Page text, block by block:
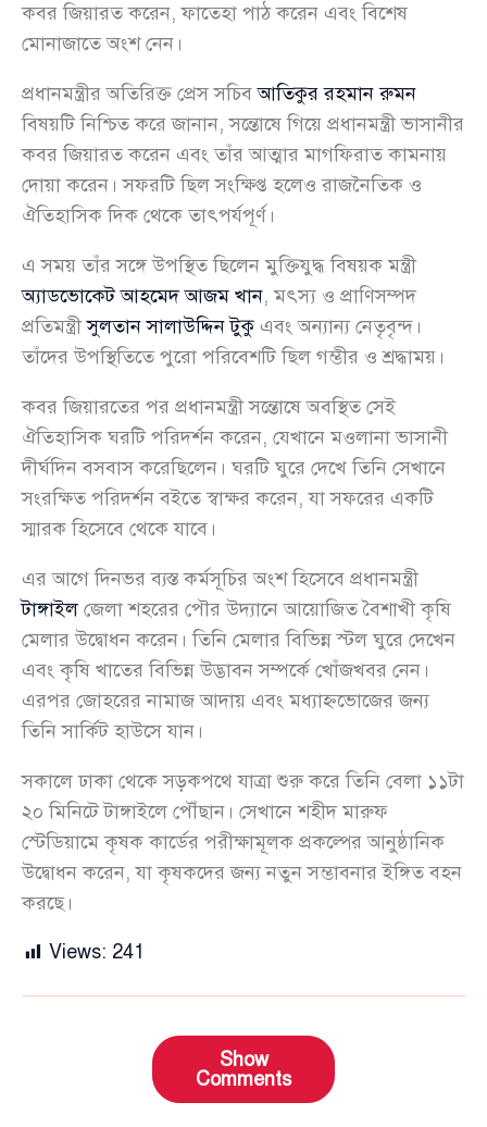
কবর জিয়ারত করেন, ফাতেহা পাঠ করেন এবং বিশেষ
মোনাজাতে অংশ নেন।
প্রধানমন্ত্রীর অতিরিক্ত প্রেস সচিবআতিকুর রহমান রুমন
বিষয়টি নিশ্চিত করে জানান, সন্তোষে গিয়ে প্রধানমন্ত্রী ভাসানীর
কবর জিয়ারত করেন এবং তাঁর আত্মার মাগফিরাত কামনায়
দোয়া করেন। সফরটি ছিল সংক্ষিপ্ত হলেও রাজনৈতিক ও
ঐতিহাসিক দিক থেকে তাৎপর্যপূর্ণ।
এ সময় তাঁর সঙ্গে উপস্থিত ছিলেন মুক্তিযুদ্ধ বিষয়ক মন্ত্রী
অ্যাডভোকেট আহমেদ আজম খান, মৎস্য ও প্রাণিসম্পদ
প্রতিমন্ত্রীসুলতান সালাউদ্দিন টুকু এবং অন্যান্য নেতৃবৃন্দ।
তাঁদের উপস্থিতিতে পুরো পরিবেশটি ছিল গম্ভীর ও শ্রদ্ধাময়।
কবর জিয়ারতের পর প্রধানমন্ত্রী সন্তোষে অবস্থিত সেই
ঐতিহাসিক ঘরটি পরিদর্শন করেন, যেখানে মওলানা ভাসানী
দীর্ঘদিন বসবাস করেছিলেন। ঘরটি ঘুরে দেখে তিনি সেখানে
সংরক্ষিত পরিদর্শন বইতে স্বাক্ষর করেন, যা সফরের একটি
স্মারক হিসেবে থেকে যাবে।
এর আগে দিনভর ব্যস্ত কর্মসূচির অংশ হিসেবে প্রধানমন্ত্রী
টাঙ্গাইলজেলা শহরের পৌর উদ্যানে আয়োজিত বৈশাখী কৃষি
মেলার উদ্বোধন করেন। তিনি মেলার বিভিন্ন স্টল ঘুরে দেখেন
এবং কৃষি খাতের বিভিন্ন উদ্ভাবন সম্পর্কে খোঁজখবর নেন।
এরপর জোহরের নামাজ আদায় এবং মধ্যাহ্নভোজের জন্য
তিনি সার্কিট হাউসে যান।
সকালে ঢাকা থেকে সড়কপথে যাত্রা শুরু করে তিনি বেলা ১১টা
২০ মিনিটে টাঙ্গাইলে পৌঁছান। সেখানে শহীদ মারুফ
স্টেডিয়ামে কৃষক কার্ডের পরীক্ষামূলক প্রকল্পের আনুষ্ঠানিক
উদ্বোধন করেন, যা কৃষকদের জন্য নতুন সম্ভাবনার ইঙ্গিত বহন
করছে।
Views: 241
Show
Comments